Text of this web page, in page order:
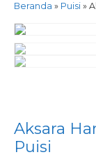
Beranda » Puisi »
Aksara
Puisi